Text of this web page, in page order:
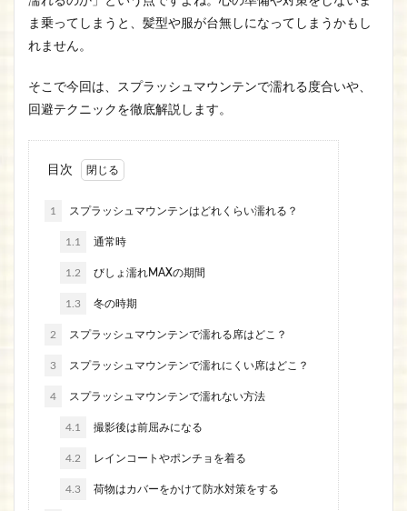
ま乗ってしまうと、髪型や服が台無しになってしまうかもし
れません。
そこで今回は、スプラッシュマウンテンで濡れる度合いや、
回避テクニックを徹底解説します。
目次
1 スプラッシュマウンテンはどれくらい濡れる？
1.1 通常時
1.2 びしょ濡れMAXの期間
1.3 冬の時期
2 スプラッシュマウンテンで濡れる席はどこ？
3 スプラッシュマウンテンで濡れにくい席はどこ？
4 スプラッシュマウンテンで濡れない方法
4.1 撮影後は前屈みになる
4.2 レインコートやポンチョを着る
4.3 荷物はカバーをかけて防水対策をする